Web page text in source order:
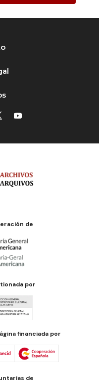
de
por
financiada por
de